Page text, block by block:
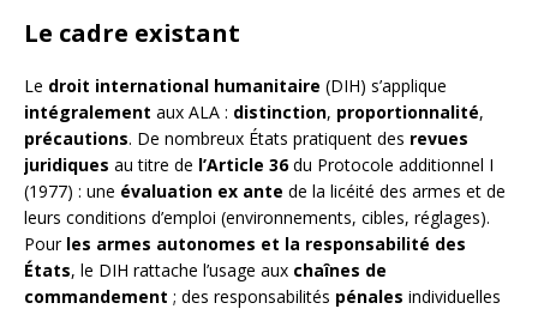
Le cadre existant
Le droit international humanitaire (DIH) s’applique
intégralement aux ALA : distinction, proportionnalité,
précautions. De nombreux États pratiquent des revues
juridiques au titre de l’Article 36du Protocole additionnel I
(1977) : une évaluation ex ante de la licéité des armes et de
leurs conditions d’emploi (environnements, cibles, réglages).
Pour les armes autonomes et la responsabilité des
États, le DIH rattache l’usage aux chaînes de
commandement ; des responsabilités pénales individuelles